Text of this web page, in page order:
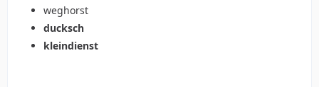
weghorst
ducksch
kleindienst